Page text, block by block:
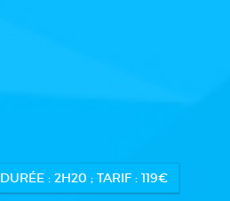
DURÉE : 2H20 ; TARIF : 119€